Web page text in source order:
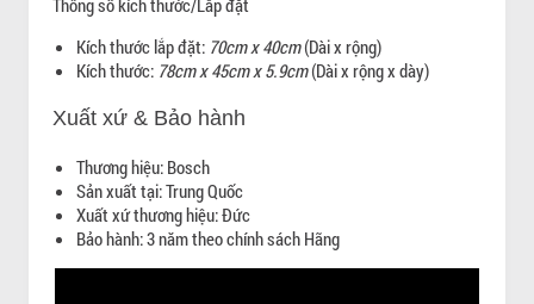
Kích thước lắp đặt: 70cm x 40cm(Dài x rộng)
Kích thước: 78cm x 45cm x 5.9cm(Dài x rộng x dày)
Xuất xứ & Bảo hành
Thương hiệu: Bosch
Sản xuất tại: Trung Quốc
Xuất xứ thương hiệu: Đức
Bảo hành: 3 năm theo chính sách Hãng